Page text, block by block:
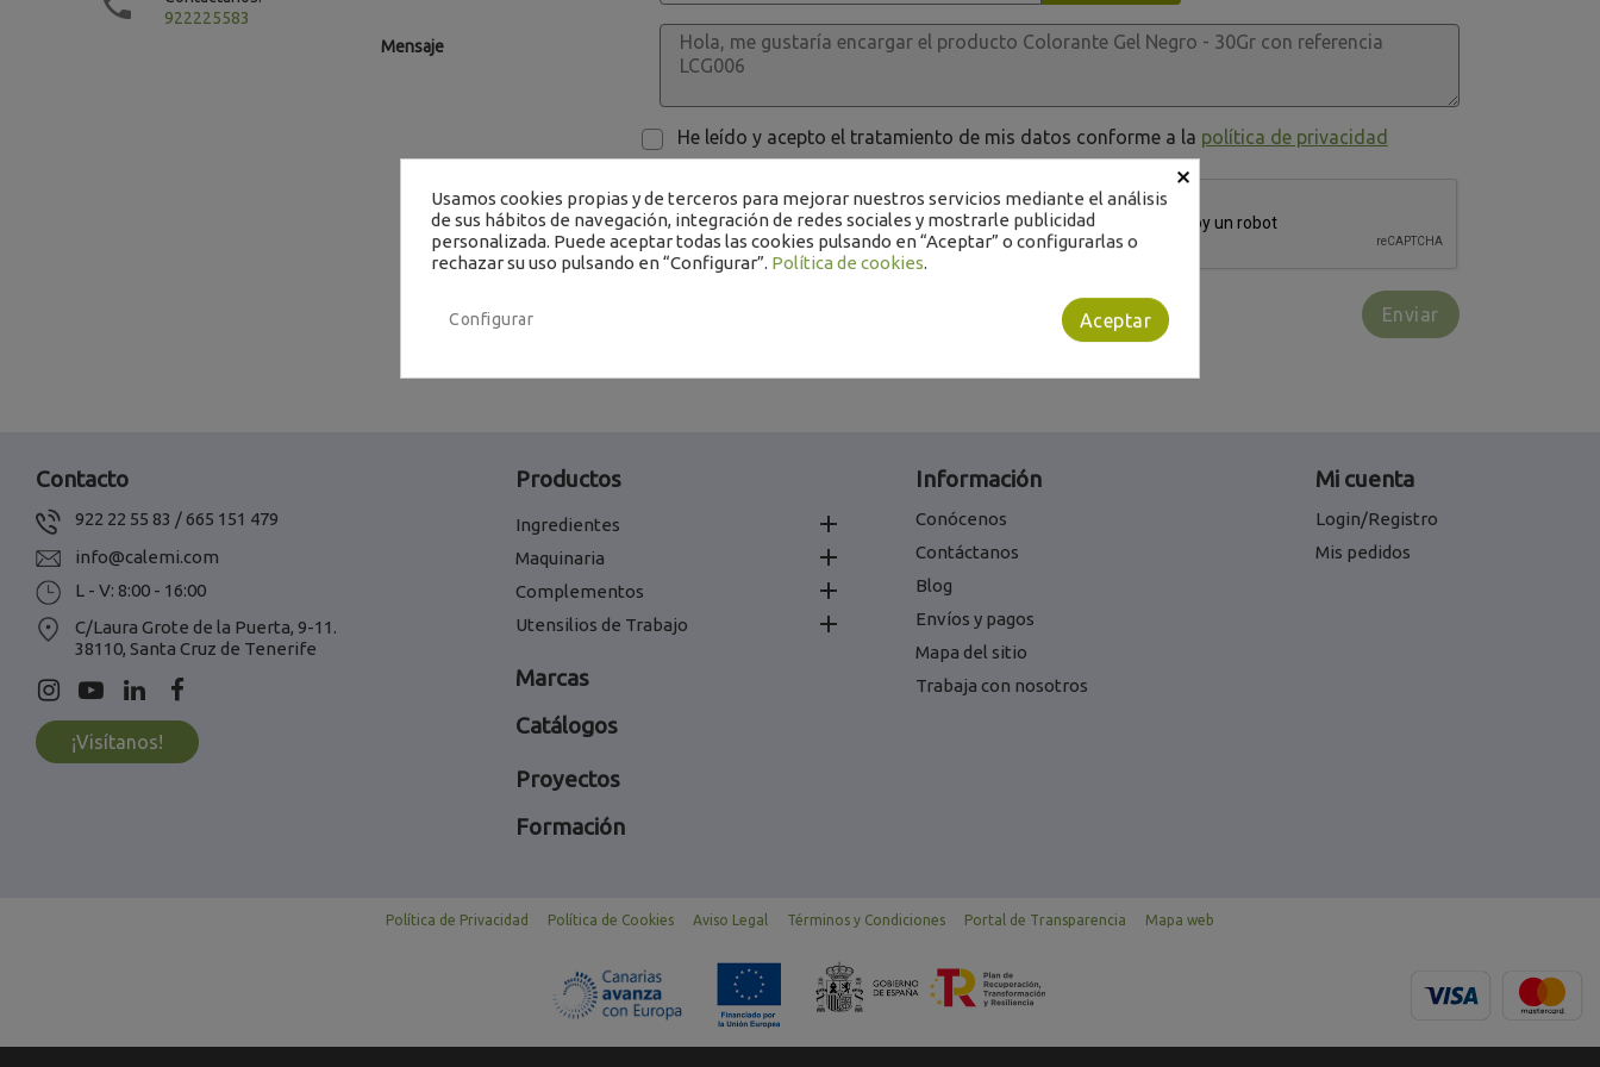
Mensaje
He leído y acepto el tratamiento de mis datos conforme a la política de privacidad
922225583
Contacto
922 22 55 83 / 665 151 479
info@calemi.com
L - V: 8:00 - 16:00
C/Laura Grote de la Puerta, 9-11.
38110, Santa Cruz de Tenerife
¡Visítanos!
Productos
Ingredientes 
Maquinaria 
Complementos 
Utensilios de Trabajo 
Marcas
Catálogos
Proyectos
Formación
Información
Conócenos
Contáctanos
Blog
Envíos y pagos
Mapa del sitio
Trabaja con nosotros
Mi cuenta
Login/Registro
Mis pedidos
Política de Privacidad Política de Cookies Aviso Legal Términos y Condiciones Portal de Transparencia Mapa web
×
Usamos cookies propias y de terceros para mejorar nuestros servicios mediante el análisis
de sus hábitos de navegación, integración de redes sociales y mostrarle publicidad
personalizada. Puede aceptar todas las cookies pulsando en “Aceptar” o configurarlas o
rechazar su uso pulsando en “Configurar”. Política de cookies.
Aceptar
Configurar